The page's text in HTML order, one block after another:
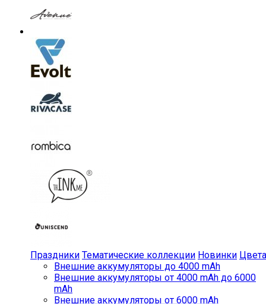
Праздники Тематические коллекции Новинки Цвета
Внешние аккумуляторы до 4000 mAh
Внешние аккумуляторы от 4000 mAh до 6000
mAh
Внешние аккумуляторы от 6000 mAh